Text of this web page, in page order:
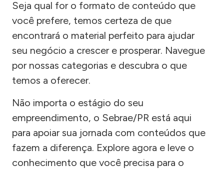
Seja qual for o formato de conteúdo que
você prefere, temos certeza de que
encontrará o material perfeito para ajudar
seu negócio a crescer e prosperar. Navegue
por nossas categorias e descubra o que
temos a oferecer.
Não importa o estágio do seu
empreendimento, o Sebrae/PR está aqui
para apoiar sua jornada com conteúdos que
fazem a diferença. Explore agora e leve o
conhecimento que você precisa para o